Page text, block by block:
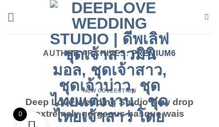
AUTHOR ARCHIVES:PREMIUM6
NEW COLLECTION
Deep Love Wedding Studio New drop
extremely gorgeous basque wais
0